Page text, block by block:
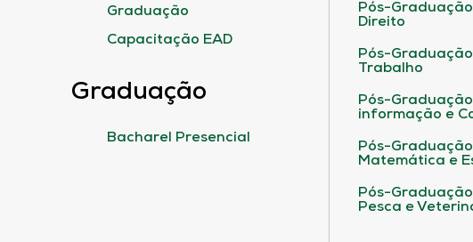
Graduação
Capacitação EAD
Graduação
Bacharel Presencial
Pós-
Direito
Pós-
Trabalho
Pós-
informação e
Pós-
Matemática e
Pós-
Pesca e